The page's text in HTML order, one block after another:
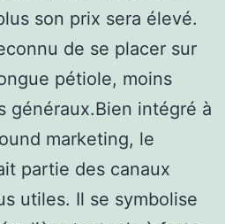
son prix sera élevé.
de se placer sur
pétiole, moins
généraux.Bien intégré à
marketing, le
partie des canaux
utiles. Il se symbolise